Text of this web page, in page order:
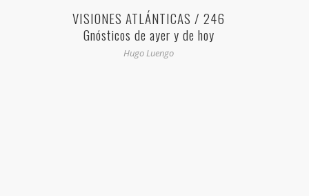
VISIONES ATLÁNTICAS / 246
Gnósticos de ayer y de hoy
Hugo Luengo